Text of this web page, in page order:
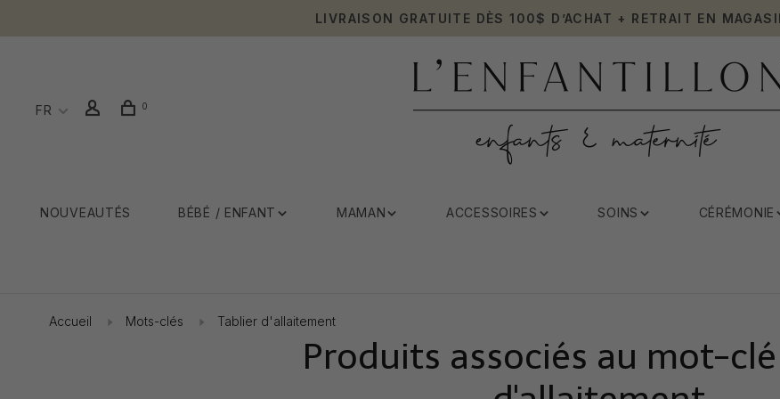
LIVRAISON GRATUITE DÈS 100$ D’ACHAT + RETRAIT EN
FR 0
NOUVEAUTÉS BÉBÉ / ENFANT MAMAN ACCESSOIRES SOINS CÉRÉMONIE
Accueil Mots-clés Tablier d'allaitement
Produits associés au mot-